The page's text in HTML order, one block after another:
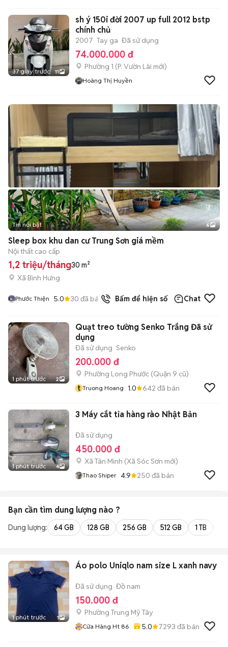
37 giây trước 11
sh ý 150i đời 2007 up full 2012 bstp
chính chủ
2007 Tay ga Đã sử dụng
74.000.000 đ
Phường 1 (P. Vườn Lài mới)
Hoàng Thị Huyền
+2
Tin nổi bật 6
Sleep box khu dan cư Trung Sơn giá mềm
Nội thất cao cấp
1,2 triệu/tháng30 m²
Xã Bình Hưng
Phước Thiện 5.0 30 đã bán Bấm để hiện số Chat
1 phút trước 2
Quạt treo tường Senko Trắng Đã sử
dụng
Đã sử dụng Senko
200.000 đ
Phường Long Phước (Quận 9 cũ)
t Truong Hoang 1.0 642 đã bán
1 phút trước 4
3 Máy cắt tỉa hàng rào Nhật Bản
Đã sử dụng
450.000 đ
Xã Tân Minh (Xã Sóc Sơn mới)
Thao Shiper 4.9 250 đã bán
Bạn cần tìm dung lượng nào ?
Dung lượng: 64 GB 128 GB 256 GB 512 GB 1 TB
1 phút trước 1
Áo polo Uniqlo nam size L xanh navy
Đã sử dụng Đồ nam
150.000 đ
Phường Trung Mỹ Tây
Cửa Hàng Ht 86 5.0 7293 đã bán